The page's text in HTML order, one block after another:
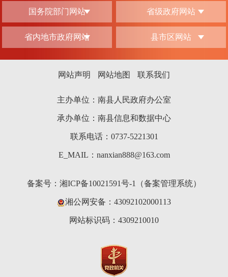
国务院部门网站 省级政府网站
省内地市政府网站 县市区网站
网站声明 网站地图 联系我们
主办单位：南县人民政府办公室
承办单位：南县信息和数据中心
联系电话：0737-5221301
E_MAIL：nanxian888@163.com
备案号： 湘ICP备10021591号-1（备案管理系统）
湘公网安备：43092102000113
网站标识码：4309210010